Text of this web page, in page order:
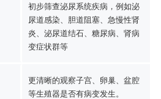
初步筛查泌尿系统疾病，例如泌
尿道感染、胆道阻塞、急慢性肾
炎、泌尿道结石、糖尿病、肾病
变症状群等
更清晰的观察子宫、卵巢、盆腔
等生殖器是否有病变发生。